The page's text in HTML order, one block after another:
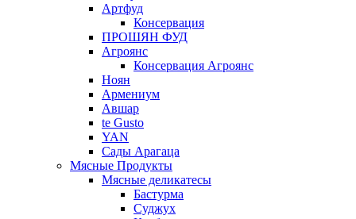
Артфуд
Консервация
ПРОШЯН ФУД
Агроянс
Консервация Агроянс
Ноян
Армениум
Авшар
te Gusto
YAN
Сады Арагаца
Мясные Продукты
Мясные деликатесы
Бастурма
Суджух